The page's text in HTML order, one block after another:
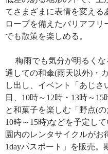
てさまざまに表情を変える
ロープを備えたバリアフ
でも散策を楽しめる。
梅雨でも気分が明るく
通しての和傘(雨天以外) ・
し出し、イベント「あじさ
日、 10時～ 12時・ 13時～ 15
と和菓子を楽しむ「野点(の
10時～ 15時)などを予定し
園内のレンタサイクルが
1dayパスポート」を販売。